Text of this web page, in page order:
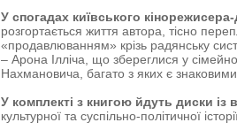
У спогадах київського
розгортається життя автора, тісно
«продавлюванням» крізь радянську
– Арона Ілліча, що збереглися у
Нахмановича, багато з яких є знаковими
У комплекті з книгою йдуть диски
культурної та суспільно-політичної